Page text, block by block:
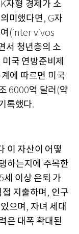
K자형 경제가 소
미했다면, G자
(inter vivos
서 청년층의 소
미국 연방준비제
에 따르면 미국
6000억 달러 (약
록했다.
이 자산이 어떻
하는지에 주목한
세 이상 은퇴 가
지출하며 , 인구
으며 , 자녀 세대
은 대폭 확대된